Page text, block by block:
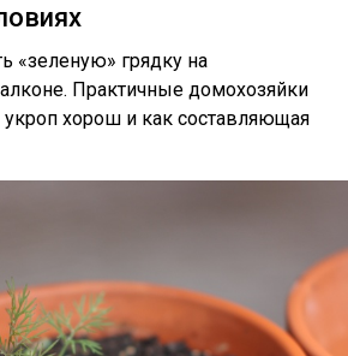
«зеленую» грядку на
Практичные домохозяйки
хорош и как составляющая